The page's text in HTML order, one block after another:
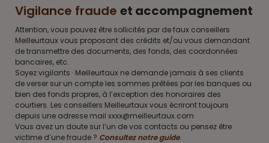
Vigilance fraude et accompagnement
Attention, vous pouvez être sollicités par de faux conseillers
Meilleurtaux vous proposant des crédits et/ou vous demandant
de transmettre des documents, des fonds, des coordonnées
bancaires, etc.
Soyez vigilants · Meilleurtaux ne demande jamais à ses clients
de verser sur un compte les sommes prêtées par les banques ou
bien des fonds propres, à l’exception des honoraires des
courtiers. Les conseillers Meilleurtaux vous écriront toujours
depuis une adresse mail xxxx@meilleurtaux.com
Vous avez un doute sur l’un de vos contacts ou pensez être
victime d’une fraude ? Consultez notre guide.